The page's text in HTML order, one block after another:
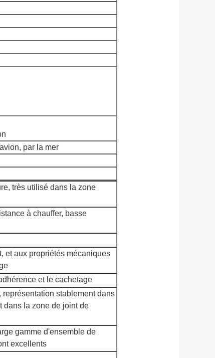
par la mer
très utilisé dans la zone
à chauffer, basse
et aux propriétés mécaniques
et le cachetage
stablement dans
dans la zone de joint de
gamme d'ensemble de
excellents